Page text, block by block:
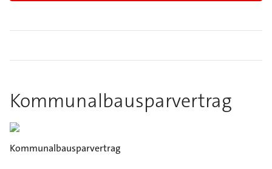
Kommunalbausparvertrag
Kommunalbausparvertrag